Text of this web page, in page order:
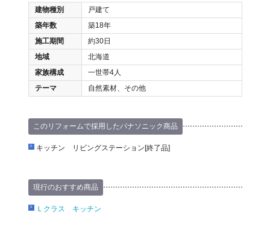
建物種別
戸建て
築年数
築18年
施工期間
約30日
地域
北海道
家族構成
一世帯4人
テーマ
自然素材、その他
このリフォームで採用したパナソニック商品
キッチン リビングステーション[終了品]
現行のおすすめ商品
Ｌクラス キッチン